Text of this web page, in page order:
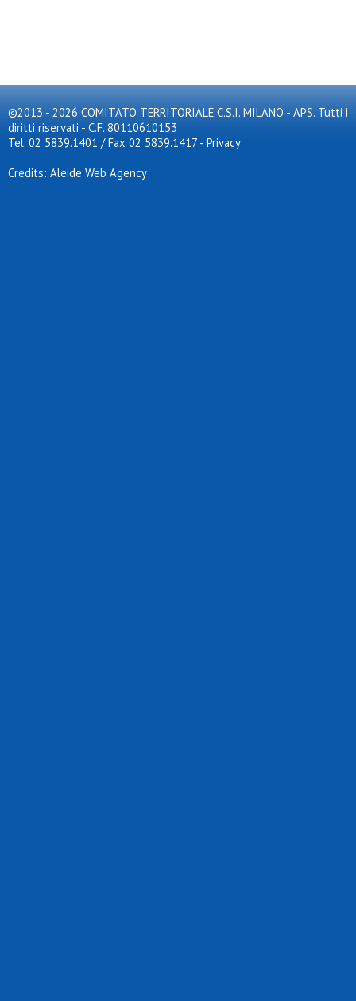
©2013 - 2026 COMITATO TERRITORIALE C.S.I. MILANO - APS. Tutti i
diritti riservati - C.F. 80110610153
Tel. 02 5839.1401 / Fax 02 5839.1417 - Privacy
Credits: Aleide Web Agency